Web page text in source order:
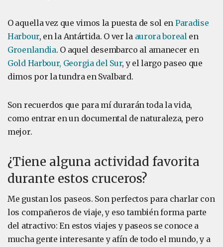
O aquella vez que vimos la puesta de sol en Paradise
Harbour, en la Antártida. O ver la aurora borealen
Groenlandia. O aquel desembarco al amanecer en
Gold Harbour, Georgia del Sur, y el largo paseo que
dimos por la tundra en Svalbard.
Son recuerdos que para mí durarán toda la vida,
como entrar en un documental de naturaleza, pero
mejor.
¿Tiene alguna actividad favorita
durante estos cruceros?
Me gustan los paseos. Son perfectos para charlar con
los compañeros de viaje, y eso también forma parte
del atractivo: En estos viajes y paseos se conoce a
mucha gente interesante y afín de todo el mundo, y a